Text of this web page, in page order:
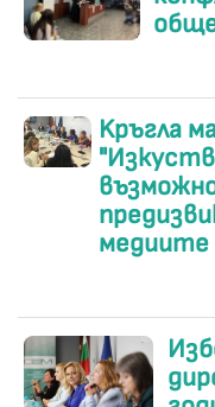
Kръгла
медиите